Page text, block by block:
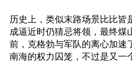
历史上，类似末路场景比比皆
成逼近时仍猜忌将领，最终煤
前，克格勃与军队的离心加速
南海的权力囚笼，不过是又一